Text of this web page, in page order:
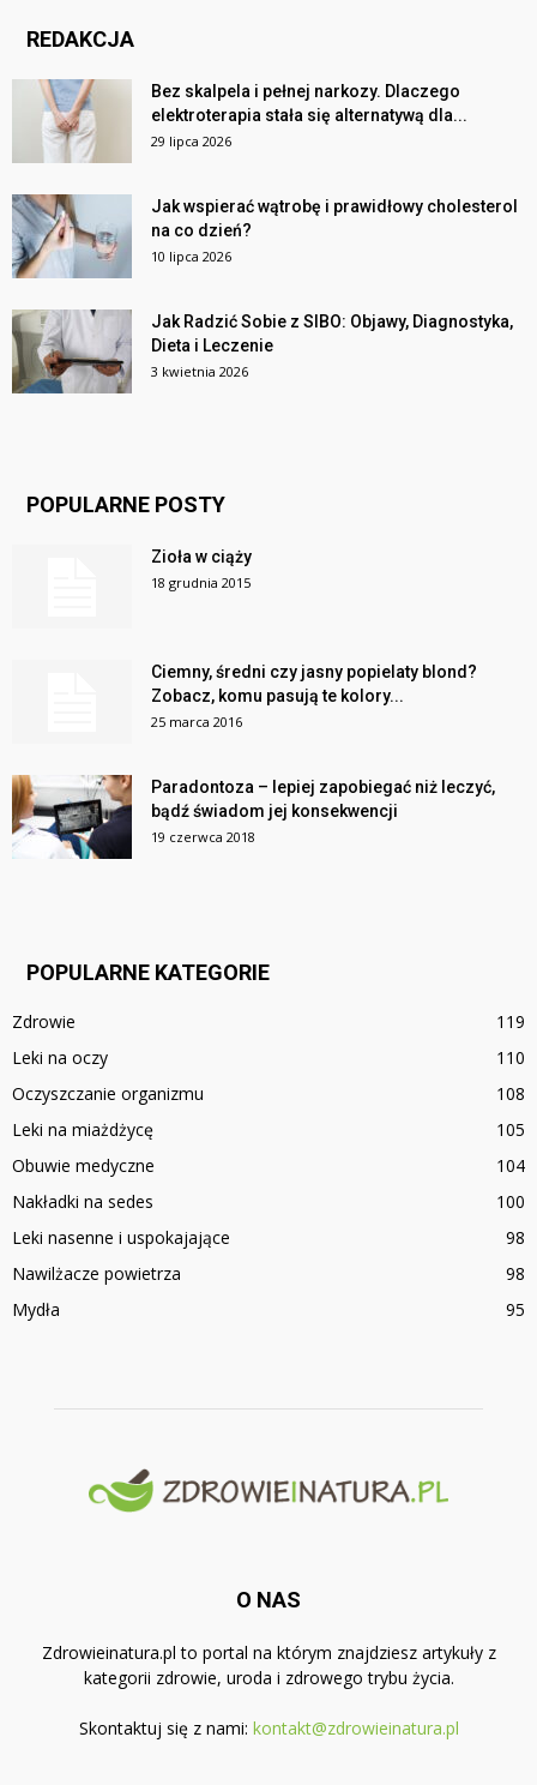
REDAKCJA
Bez skalpela i pełnej narkozy. Dlaczego
elektroterapia stała się alternatywą dla...
29 lipca 2026
Jak wspierać wątrobę i prawidłowy cholesterol
na co dzień?
10 lipca 2026
Jak Radzić Sobie z SIBO: Objawy, Diagnostyka,
Dieta i Leczenie
3 kwietnia 2026
POPULARNE POSTY
Zioła w ciąży
18 grudnia 2015
Ciemny, średni czy jasny popielaty blond?
Zobacz, komu pasują te kolory...
25 marca 2016
Paradontoza – lepiej zapobiegać niż leczyć,
bądź świadom jej konsekwencji
19 czerwca 2018
POPULARNE KATEGORIE
Zdrowie
119
Leki na oczy
110
Oczyszczanie organizmu
108
Leki na miażdżycę
105
Obuwie medyczne
104
Nakładki na sedes
100
Leki nasenne i uspokajające
98
Nawilżacze powietrza
98
Mydła
95
O NAS
Zdrowieinatura.pl to portal na którym znajdziesz artykuły z
kategorii zdrowie, uroda i zdrowego trybu życia.
Skontaktuj się z nami: kontakt@zdrowieinatura.pl